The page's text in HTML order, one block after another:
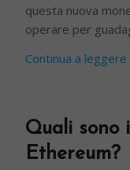
questa nuova
operare per
Continua a leggere
Quali sono
Ethereum?